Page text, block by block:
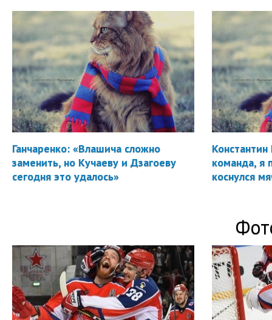
Ганчаренко: «Влашича сложно
заменить, но Кучаеву и Дзагоеву
сегодня это удалось»
Константин
команда, я
коснулся